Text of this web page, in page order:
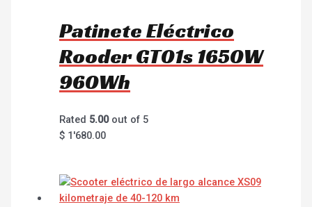
Patinete Eléctrico
Rooder GT01s 1650W
960Wh
Rated 5.00out of 5
$ 1'680.00